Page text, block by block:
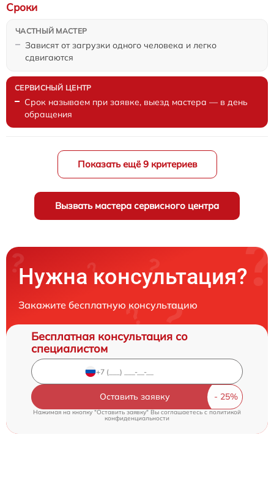
Зависят от загрузки одного человека и легко
сдвигаются
Сроки
Срок называем при заявке, выезд мастера — в день
обращения
Показать ещё 9 критериев
Вызвать мастера сервисного центра
Нужна консультация?
Закажите бесплатную консультацию
Бесплатная консультация со
специалистом
Оставить заявку
Нажимая на кнопку "Оставить заявку" Вы соглашаетесь c политикой
конфиденциальности